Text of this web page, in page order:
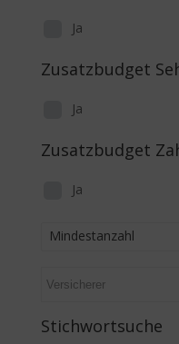
Ja
Zusatzbudget
Ja
Zusatzbudget
Ja
Mindestanzahl
Stichwortsuche